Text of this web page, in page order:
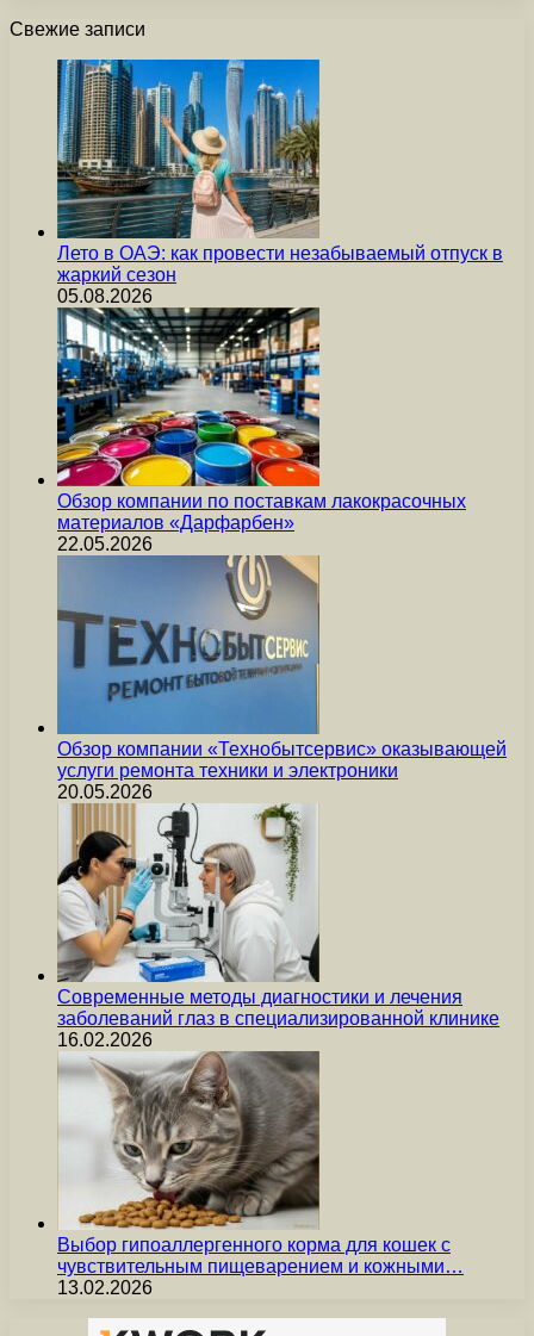
Свежие записи
Лето в ОАЭ: как провести незабываемый отпуск в
жаркий сезон
05.08.2026
Обзор компании по поставкам лакокрасочных
материалов «Дарфарбен»
22.05.2026
Обзор компании «Технобытсервис» оказывающей
услуги ремонта техники и электроники
20.05.2026
Современные методы диагностики и лечения
заболеваний глаз в специализированной клинике
16.02.2026
Выбор гипоаллергенного корма для кошек с
чувствительным пищеварением и кожными…
13.02.2026